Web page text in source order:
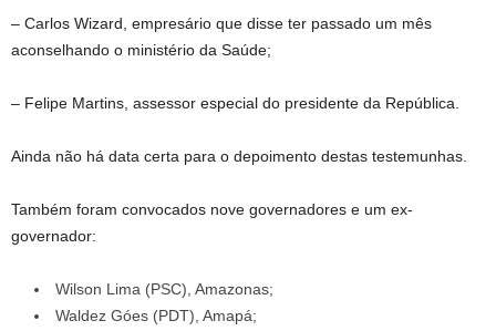
– Carlos Wizard, empresário que disse ter passado um mês
aconselhando o ministério da Saúde;
– Felipe Martins, assessor especial do presidente da República.
Ainda não há data certa para o depoimento destas testemunhas.
Também foram convocados nove governadores e um ex-
governador:
Wilson Lima (PSC), Amazonas;
Waldez Góes (PDT), Amapá;